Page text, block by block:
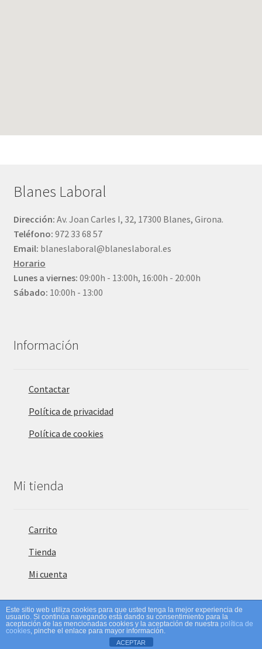
Blanes Laboral
Dirección: Av. Joan Carles I, 32, 17300 Blanes, Girona.
Teléfono: 972 33 68 57
Email: blaneslaboral@blaneslaboral.es
Horario
Lunes a viernes: 09:00h - 13:00h, 16:00h - 20:00h
Sábado: 10:00h - 13:00
Información
Contactar
Política de privacidad
Política de cookies
Mi tienda
Carrito
Tienda
Mi cuenta
Buscar
0
Este sitio web utiliza cookies para que usted tenga la mejor experiencia de
usuario. Si continúa navegando está dando su consentimiento para la
aceptación de las mencionadas cookies y la aceptación de nuestra política de
cookies, pinche el enlace para mayor información.
ACEPTAR